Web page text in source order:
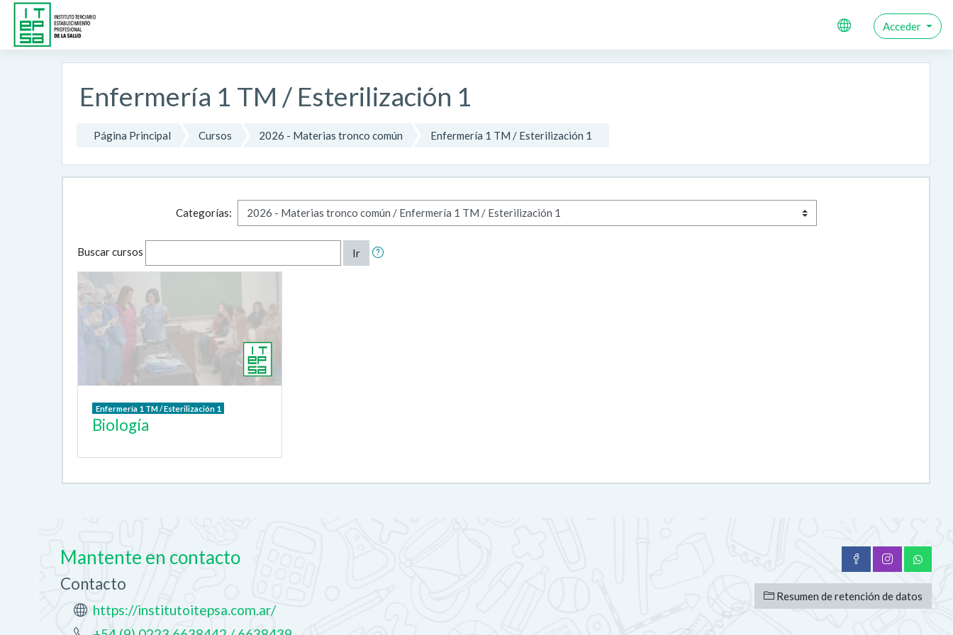
Acceder
Salta al contenido principal
Enfermería 1 TM / Esterilización 1
Página Principal Cursos 2026 - Materias tronco común Enfermería 1 TM / Esterilización 1
Categorías:
Buscar cursos Ir
Enfermería 1 TM / Esterilización 1
Biología
Mantente en contacto
Contacto
https://institutoitepsa.com.ar/
Resumen de retención de datos